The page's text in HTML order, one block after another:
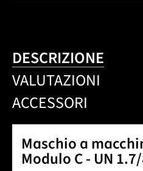
DESCRIZIONE
VALUTAZIONI
ACCESSORI
Maschio a
Modulo C - UN